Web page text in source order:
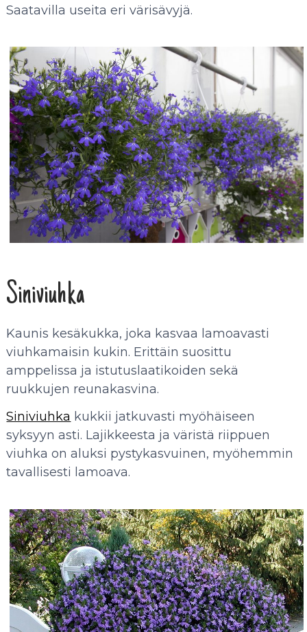
Saatavilla useita eri värisävyjä.
Siniviuhka
Kaunis kesäkukka, joka kasvaa lamoavasti
viuhkamaisin kukin. Erittäin suosittu
amppelissa ja istutuslaatikoiden sekä
ruukkujen reunakasvina.
Siniviuhka kukkii jatkuvasti myöhäiseen
syksyyn asti. Lajikkeesta ja väristä riippuen
viuhka on aluksi pystykasvuinen, myöhemmin
tavallisesti lamoava.